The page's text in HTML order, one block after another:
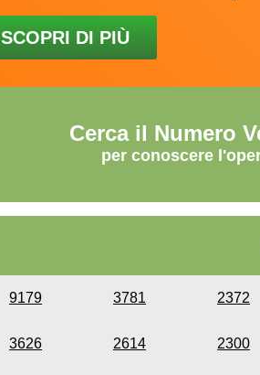
SCOPRI DI PIÙ
Cerca il Numero
per conoscere
9179 3781 2372
3626 2614 2300